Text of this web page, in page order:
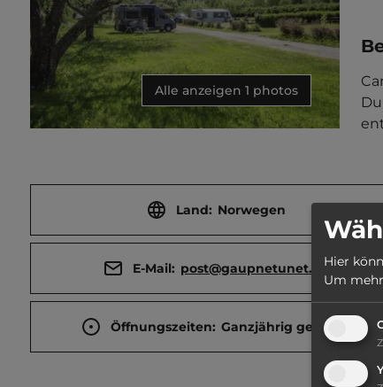
Alle anzeigen 1 photos
Land: Norwegen
E-Mail: post@gaupnetunet.no
Öffnungszeiten: Ganzjährig geöffnet
Hier
Um